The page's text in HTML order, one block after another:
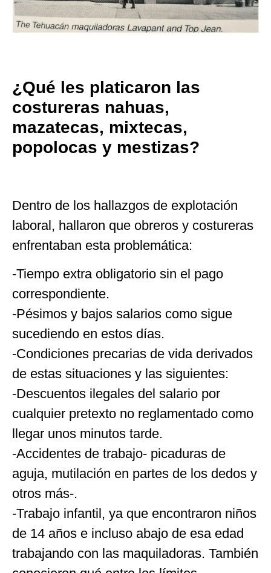
¿Qué les platicaron las
costureras nahuas,
mazatecas, mixtecas,
popolocas y mestizas?
Dentro de los hallazgos de explotación
laboral, hallaron que obreros y costureras
enfrentaban esta problemática:
-Tiempo extra obligatorio sin el pago
correspondiente.
-Pésimos y bajos salarios como sigue
sucediendo en estos días.
-Condiciones precarias de vida derivados
de estas situaciones y las siguientes:
-Descuentos ilegales del salario por
cualquier pretexto no reglamentado como
llegar unos minutos tarde.
-Accidentes de trabajo- picaduras de
aguja, mutilación en partes de los dedos y
otros más-.
-Trabajo infantil, ya que encontraron niños
de 14 años e incluso abajo de esa edad
trabajando con las maquiladoras. También